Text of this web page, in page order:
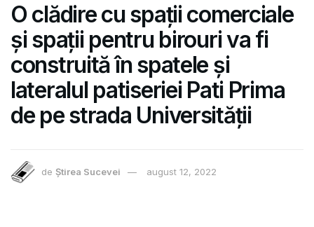
O clădire cu spații comerciale
și spații pentru birouri va fi
construită în spatele și
lateralul patiseriei Pati Prima
de pe strada Universității
de Știrea Sucevei august 12, 2022